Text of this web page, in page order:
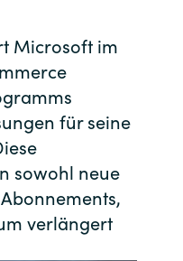
Microsoft im
für seine
sowohl neue
verlängert